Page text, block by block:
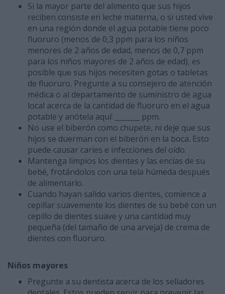
Si la mayor parte del alimento que sus hijos
reciben consiste en leche materna, o si usted vive
en una región donde el agua potable tiene poco
fluoruro (menos de 0,3 ppm para los niños
menores de 2 años de edad, menos de 0,7 ppm
para los niños mayores de 2 años de edad), es
posible que sus hijos necesiten gotas o tabletas
de fluoruro. Pregunte a su consejero de atención
médica o al departamento de suministro de agua
local acerca de la cantidad de fluoruro en el agua
potable y anótela aquí: _______ ppm.
No use el biberón como chupete, ni deje que sus
hijos se duerman con el biberón en la boca. Esto
puede causar caries e infecciones del oído.
Mantenga limpios los dientes y las encías de su
bebé, frotándolos con una tela húmeda después
de alimentarlo.
Cuando hayan salido varios dientes, comience a
cepillar suavemente los dientes de su bebé con un
cepillo de dientes suave y una cantidad muy
pequeña (del tamaño de una arveja) de crema de
dientes con fluoruro.
Niños mayores
Pregunte a su dentista acerca de los selladores